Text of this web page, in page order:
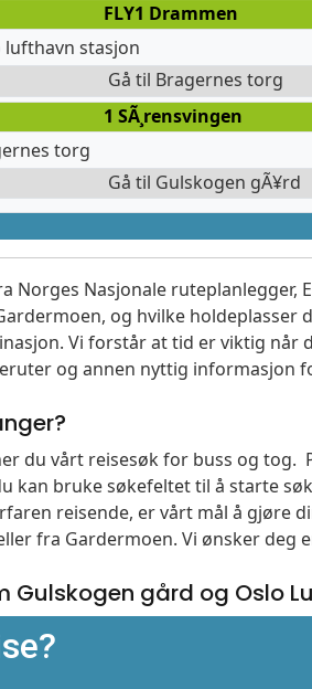
FLY1 Drammen
lufthavn stasjon
Gå til Bragernes torg
1 SÃ¸rensvingen
torg
Gå til Gulskogen gÃ¥rd
Norges Nasjonale
og hvilke
Vi forstår at tid er viktig når
og annen nyttig informasjon
du vårt reisesøk for buss og
kan bruke søkefeltet til å starte
reisende, er vårt mål å gjøre
fra Gardermoen. Vi ønsker deg
Gulskogen gård og Oslo